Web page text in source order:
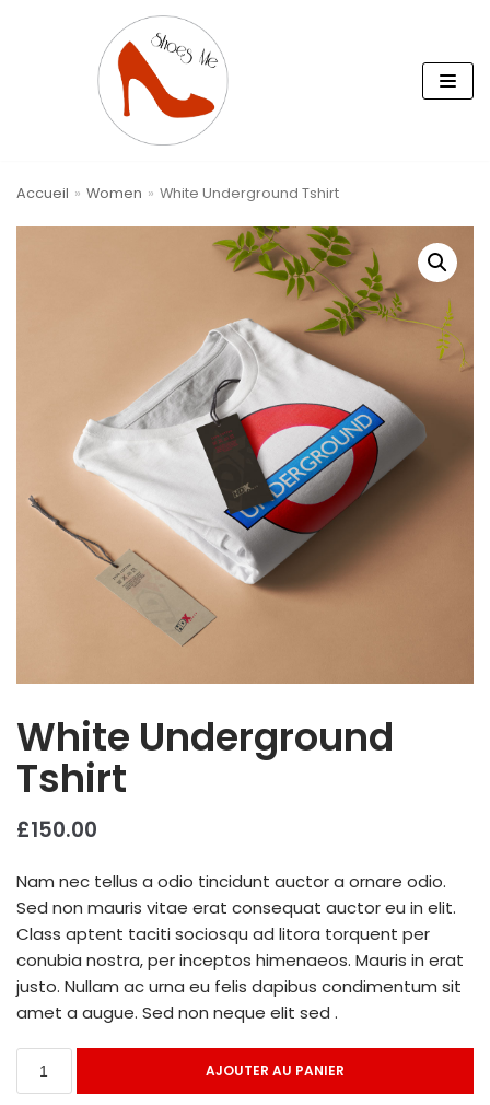
Accueil » Women » White Underground Tshirt
White Underground
Tshirt
£150.00
Nam nec tellus a odio tincidunt auctor a ornare odio.
Sed non mauris vitae erat consequat auctor eu in elit.
Class aptent taciti sociosqu ad litora torquent per
conubia nostra, per inceptos himenaeos. Mauris in erat
justo. Nullam ac urna eu felis dapibus condimentum sit
amet a augue. Sed non neque elit sed .
AJOUTER AU PANIER